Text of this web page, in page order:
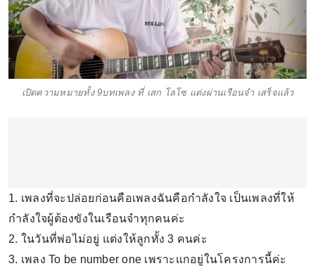
เปิดความหมายทั้ง 9บทเพลง ที่ เสก โลโซ แต่งผ่านเรือนจำ เสร็จแล้ว
1. เพลงที่จะปล่อยก่อนคือเพลงฉันคือกำลังใจ เป็นเพลงที่ให้
กำลังใจผู้ต้องขังในเรือนจำทุกคนค่ะ
2. ในวันที่พ่อไม่อยู่ แต่งให้ลูกทั้ง 3 คนค่ะ
3. เพลง To be number one เพราะแกอยู่ในโครงการนี้ค่ะ